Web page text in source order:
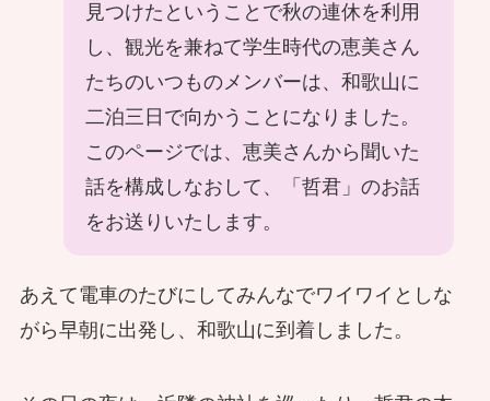
見つけたということで秋の連休を利用
し、観光を兼ねて学生時代の恵美さん
たちのいつものメンバーは、和歌山に
二泊三日で向かうことになりました。
このページでは、恵美さんから聞いた
話を構成しなおして、「哲君」のお話
をお送りいたします。
あえて電車のたびにしてみんなでワイワイとしな
がら早朝に出発し、和歌山に到着しました。